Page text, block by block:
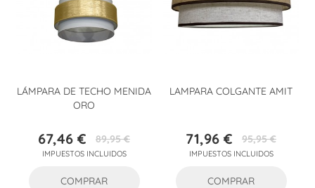
LÁMPARA DE TECHO MENIDA
ORO
Precio
67,46 €Precio
base
89,95 €
IMPUESTOS INCLUIDOS
COMPRAR
LAMPARA COLGANTE AMIT
Precio
71,96 €Precio
base
95,95 €
IMPUESTOS INCLUIDOS
COMPRAR